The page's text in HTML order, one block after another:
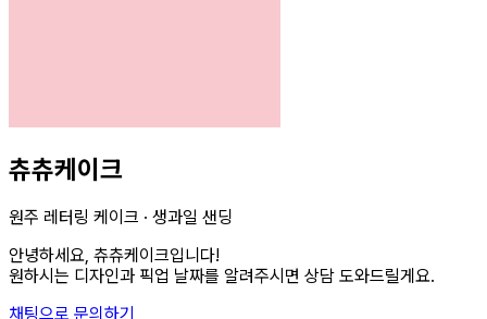
츄츄케이크
원주 레터링 케이크 · 생과일 샌딩
안녕하세요, 츄츄케이크입니다!
원하시는 디자인과 픽업 날짜를 알려주시면 상담 도와드릴게요.
채팅으로 문의하기